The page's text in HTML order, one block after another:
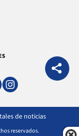
de noticias
reservados.